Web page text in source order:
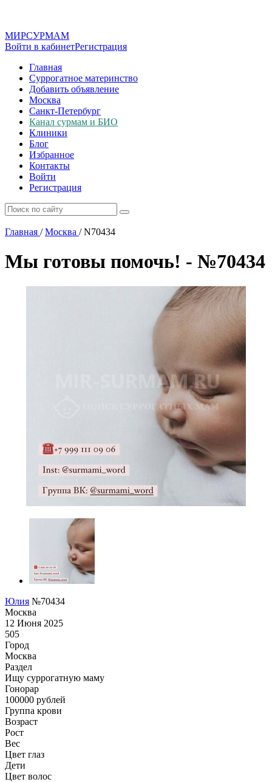
МИРСУРМАМ
Войти в кабинетРегистрация
Главная
Суррогатное материнство
Добавить объявление
Москва
Санкт-Петербург
Канал сурмам и БИО
Клиники
Блог
Избранное
Контакты
Войти
Регистрация
Главная / Москва /N70434
Мы готовы помочь! - №70434
Юлия №70434
Москва
12 Июня 2025
505
Город
Москва
Раздел
Ищу суррогатную маму
Гонoрар
100000 рублей
Группа крови
Возраст
Рост
Вес
Цвет глаз
Дети
Цвет волос